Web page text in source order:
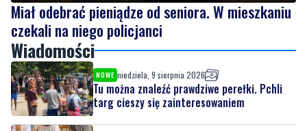
Miał odebrać pieniądze od seniora. W mieszkaniu
czekali na niego policjanci
Wiadomości
NOWE niedziela, 9 sierpnia 2026
Tu można znaleźć prawdziwe perełki. Pchli
targ cieszy się zainteresowaniem